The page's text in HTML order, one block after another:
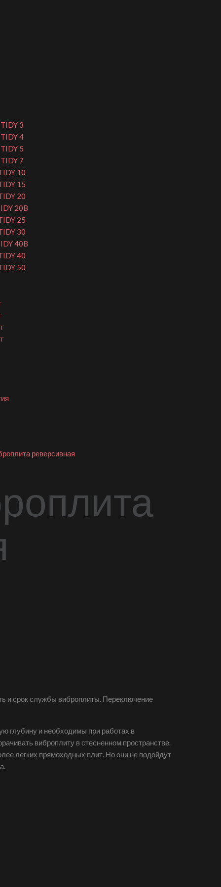
3
4
5
7
10
15
20
20B
25
30
40B
40
50
реверсивная
и срок службы виброплиты. Переключение
глубину и необходимы при работах в
виброплиту в стесненном пространстве.
легких прямоходных плит. Но они не подойдут